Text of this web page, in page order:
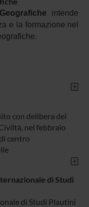
intende
e la formazione nel
con delibera del
nel febbraio
centro
di Studi
di Studi Plautini